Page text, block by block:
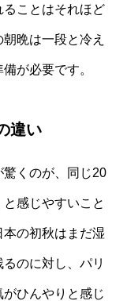
ことはそれほど
晩は一段と冷え
が必要です。
違い
驚くのが、同じ20
感じやすいこと
の初秋はまだ湿
のに対し、パリ
ひんやりと感じ